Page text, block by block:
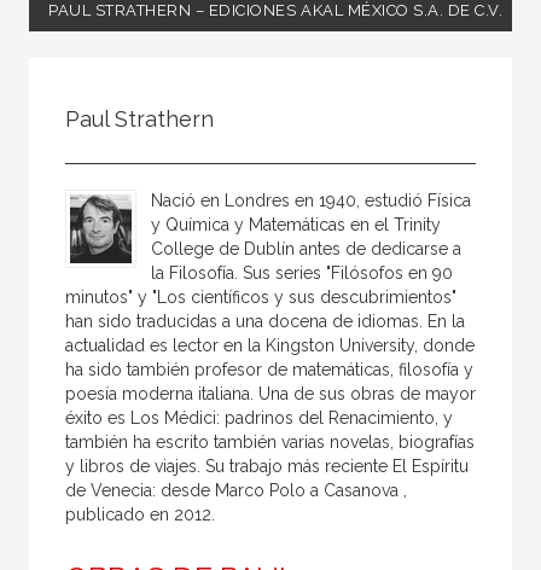
PAUL STRATHERN – EDICIONES AKAL MÉXICO S.A. DE C.V.
Ilustrador
Ilustradora
Traductor
Paul Strathern
Nació en Londres en 1940, estudió Física
y Química y Matemáticas en el Trinity
College de Dublín antes de dedicarse a
la Filosofía. Sus series "Filósofos en 90
minutos" y "Los científicos y sus descubrimientos"
han sido traducidas a una docena de idiomas. En la
actualidad es lector en la Kingston University, donde
ha sido también profesor de matemáticas, filosofía y
poesía moderna italiana. Una de sus obras de mayor
éxito es Los Médici: padrinos del Renacimiento, y
también ha escrito también varias novelas, biografías
y libros de viajes. Su trabajo más reciente El Espíritu
de Venecia: desde Marco Polo a Casanova ,
publicado en 2012.